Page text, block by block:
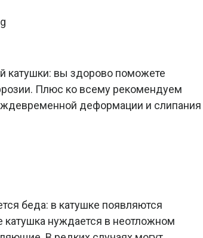
катушки: вы здорово поможете
Плюс ко всему рекомендуем
деформации и слипания
беда: в катушке появляются
катушка нуждается в неотложном